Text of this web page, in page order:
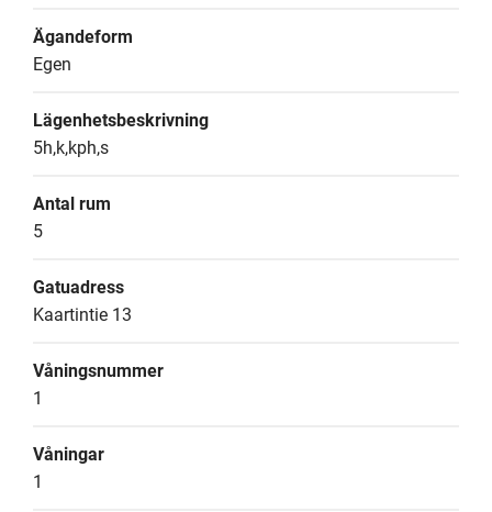
Ägandeform
Egen
Lägenhetsbeskrivning
5h,k,kph,s
Antal rum
5
Gatuadress
Kaartintie 13
Våningsnummer
1
Våningar
1